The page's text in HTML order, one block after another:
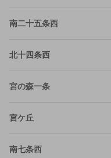
南二十五条西
北十四条西
宮の森一条
宮ケ丘
南七条西